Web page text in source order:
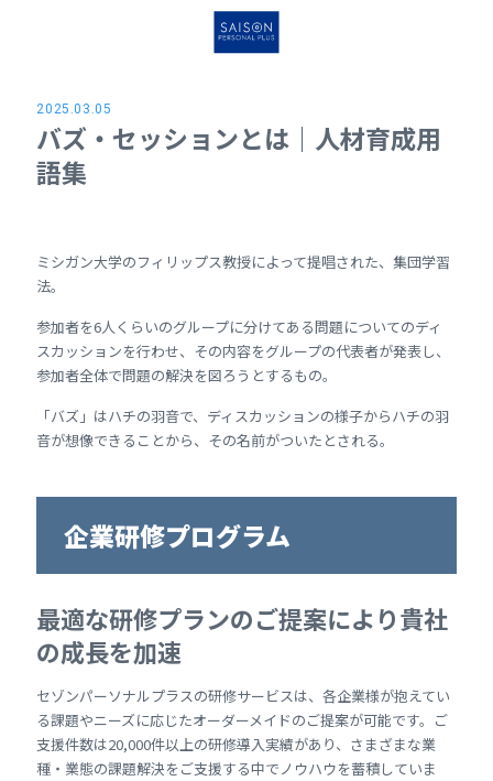
2025.03.05
バズ・セッションとは｜人材育成用
語集
ミシガン大学のフィリップス教授によって提唱された、集団学習
法。
参加者を6人くらいのグループに分けてある問題についてのディ
スカッションを行わせ、その内容をグループの代表者が発表し、
参加者全体で問題の解決を図ろうとするもの。
「バズ」はハチの羽音で、ディスカッションの様子からハチの羽
音が想像できることから、その名前がついたとされる。
企業研修プログラム
最適な研修プランのご提案により貴社
の成長を加速
セゾンパーソナルプラスの研修サービスは、各企業様が抱えてい
る課題やニーズに応じたオーダーメイドのご提案が可能です。ご
支援件数は20,000件以上の研修導入実績があり、さまざまな業
種・業態の課題解決をご支援する中でノウハウを蓄積していま